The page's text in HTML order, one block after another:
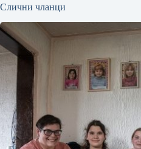
Слични чланци